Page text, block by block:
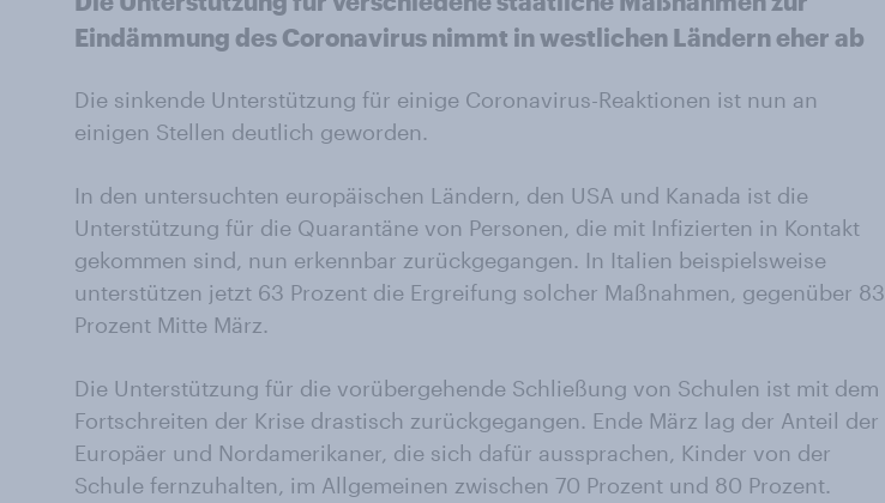
Eindämmung des Coronavirus nimmt in westlichen Ländern eher ab
Die sinkende Unterstützung für einige Coronavirus-Reaktionen ist nun an
einigen Stellen deutlich geworden.
In den untersuchten europäischen Ländern, den USA und Kanada ist die
Unterstützung für die Quarantäne von Personen, die mit Infizierten in Kontakt
gekommen sind, nun erkennbar zurückgegangen. In Italien beispielsweise
unterstützen jetzt 63 Prozent die Ergreifung solcher Maßnahmen, gegenüber 83
Prozent Mitte März.
Die Unterstützung für die vorübergehende Schließung von Schulen ist mit dem
Fortschreiten der Krise drastisch zurückgegangen. Ende März lag der Anteil der
Europäer und Nordamerikaner, die sich dafür aussprachen, Kinder von der
Schule fernzuhalten, im Allgemeinen zwischen 70 Prozent und 80 Prozent.